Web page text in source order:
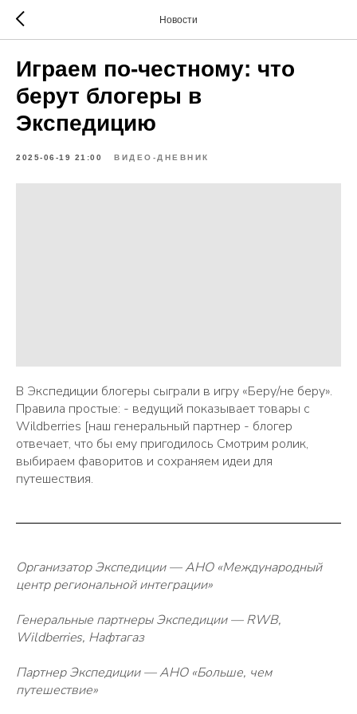
Новости
Играем по-честному: что
берут блогеры в
Экспедицию
2025-06-19 21:00 ВИДЕО-ДНЕВНИК
В Экспедиции блогеры сыграли в игру «Беру/не беру».
Правила простые: - ведущий показывает товары с
Wildberries [наш генеральный партнер - блогер
отвечает, что бы ему пригодилось Смотрим ролик,
выбираем фаворитов и сохраняем идеи для
путешествия.
Организатор Экспедиции — АНО «Международный
центр региональной интеграции»
Генеральные партнеры Экспедиции — RWB,
Wildberries, Нафтагаз
Партнер Экспедиции — АНО «Больше, чем
путешествие»